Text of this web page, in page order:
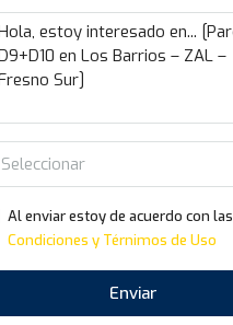
Seleccionar
Al enviar estoy de acuerdo con las
Condiciones y Térnimos de Uso
Enviar